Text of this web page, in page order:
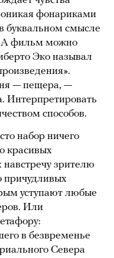
фонариками
буквальном смысле
А фильм можно
Эко называл
— пещера, —
Интерпретировать
способов.
набор ничего
красивых
зрителю
причудливых
уступают любые
Или
в безвременье
Севера